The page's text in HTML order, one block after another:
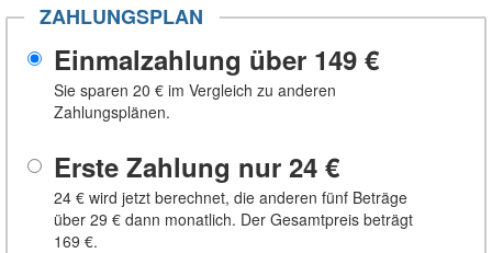
ZAHLUNGSPLAN
Einmalzahlung über 149 €
Sie sparen 20 € im Vergleich zu anderen
Zahlungsplänen.
Erste Zahlung nur 24 €
24 € wird jetzt berechnet, die anderen fünf Beträge
über 29 € dann monatlich. Der Gesamtpreis beträgt
169 €.